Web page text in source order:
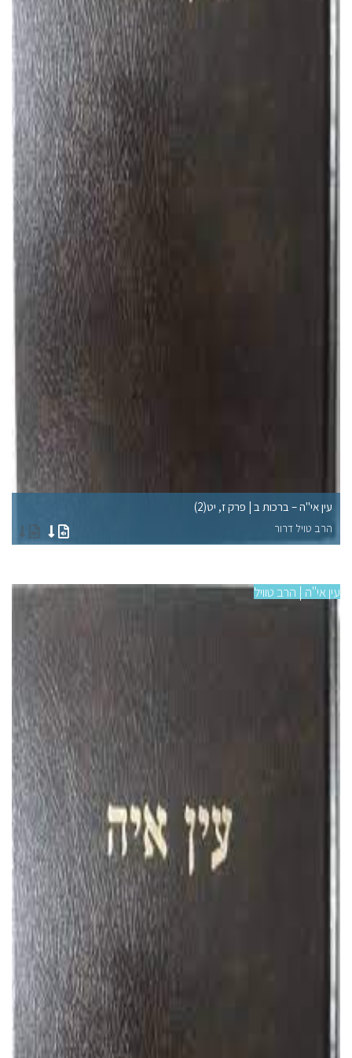
עין אי"ה – ברכות ב | פרק ז, יט(2)
הרב טויל דרור
עין אי"ה | הרב טוויל